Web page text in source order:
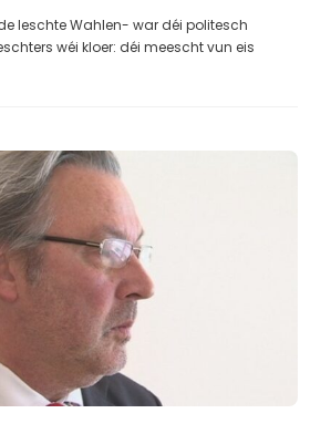
leschte Wahlen- war déi politesch
wéi kloer: déi meescht vun eis